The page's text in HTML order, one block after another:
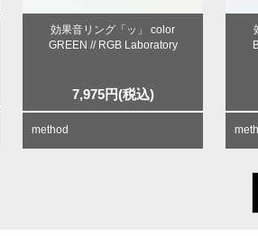
効果音リング「ッ」 color
GREEN // RGB Laboratory
7,975円(税込)
method